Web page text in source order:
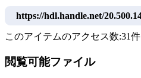
https://hdl.handle.net/
このアイテムのアクセス数:31件
閲覧可能ファイル